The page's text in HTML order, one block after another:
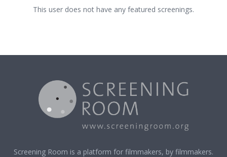
This user does not have any featured screenings.
Screening Room is a platform for filmmakers, by filmmakers.